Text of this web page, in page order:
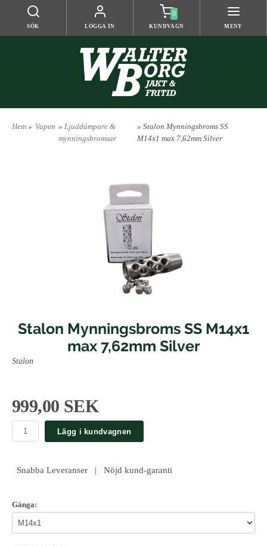
SÖK LOGGA IN
0
KUNDVAGN MENY
Hem » Vapen » Ljuddämpare &
mynningsbromsar
» Stalon Mynningsbroms SS
M14x1 max 7,62mm Silver
Stalon Mynningsbroms SS M14x1
max 7,62mm Silver
Stalon
999,00 SEK
Lägg i kundvagnen
Snabba Leveranser | Nöjd kund-garanti
Gänga: